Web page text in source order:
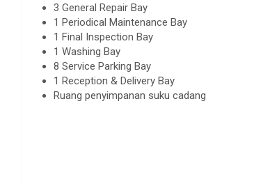
3 General Repair Bay
1 Periodical Maintenance Bay
1 Final Inspection Bay
1 Washing Bay
8 Service Parking Bay
1 Reception & Delivery Bay
Ruang penyimpanan suku cadang